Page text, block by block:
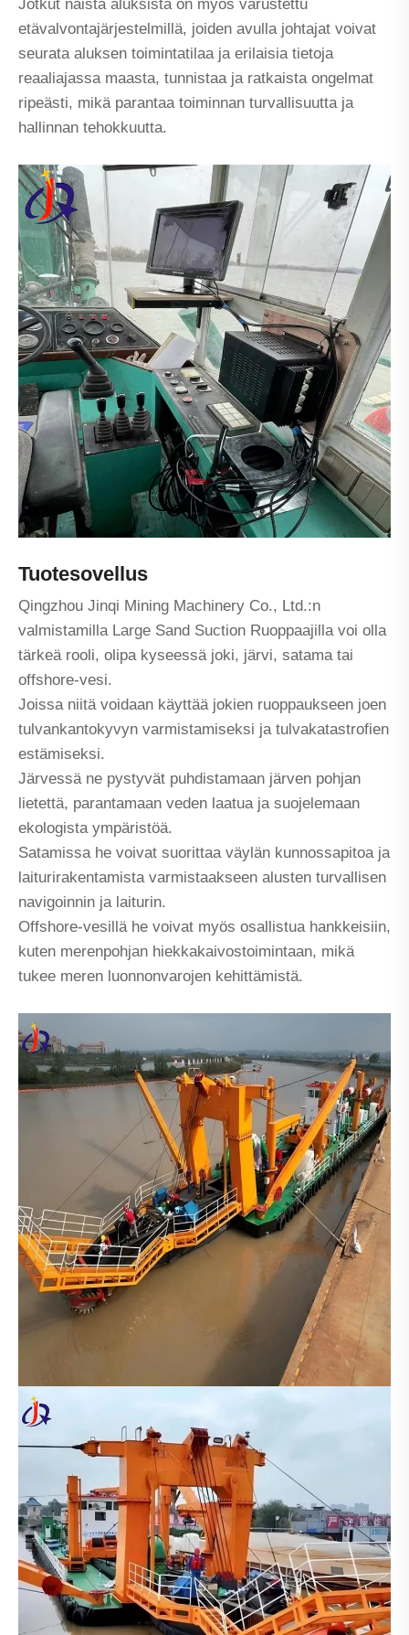
Jotkut näistä aluksista on myös varustettu
etävalvontajärjestelmillä, joiden avulla johtajat voivat
seurata aluksen toimintatilaa ja erilaisia ​​tietoja
reaaliajassa maasta, tunnistaa ja ratkaista ongelmat
ripeästi, mikä parantaa toiminnan turvallisuutta ja
hallinnan tehokkuutta.
Tuotesovellus
Qingzhou Jinqi Mining Machinery Co., Ltd.:n
valmistamilla Large Sand Suction Ruoppaajilla voi olla
tärkeä rooli, olipa kyseessä joki, järvi, satama tai
offshore-vesi.
Joissa niitä voidaan käyttää jokien ruoppaukseen joen
tulvankantokyvyn varmistamiseksi ja tulvakatastrofien
estämiseksi.
Järvessä ne pystyvät puhdistamaan järven pohjan
lietettä, parantamaan veden laatua ja suojelemaan
ekologista ympäristöä.
Satamissa he voivat suorittaa väylän kunnossapitoa ja
laiturirakentamista varmistaakseen alusten turvallisen
navigoinnin ja laiturin.
Offshore-vesillä he voivat myös osallistua hankkeisiin,
kuten merenpohjan hiekkakaivostoimintaan, mikä
tukee meren luonnonvarojen kehittämistä.